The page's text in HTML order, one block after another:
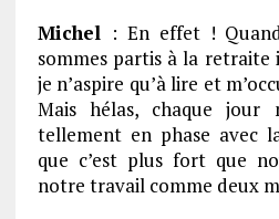
Michel : En effet !
sommes partis à la retraite
je n’aspire qu’à lire et
Mais hélas, chaque jour
tellement en phase avec
que c’est plus fort que
notre travail comme deux